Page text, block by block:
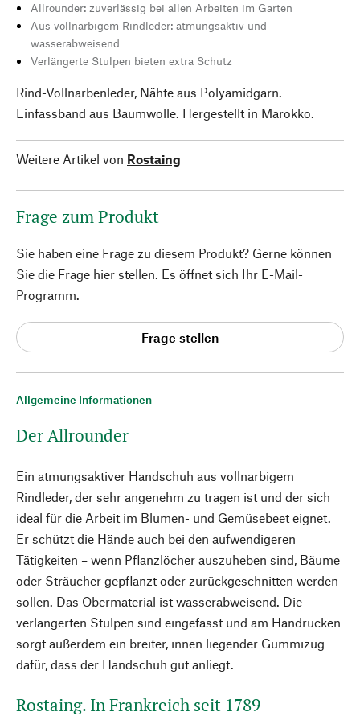
Allgemeine Informationen
Der Allrounder
Ein atmungsaktiver Handschuh aus vollnarbigem
Rindleder, der sehr angenehm zu tragen ist und der sich
ideal für die Arbeit im Blumen- und Gemüsebeet eignet.
Er schützt die Hände auch bei den aufwendigeren
Tätigkeiten – wenn Pflanzlöcher auszuheben sind, Bäume
oder Sträucher gepflanzt oder zurückgeschnitten werden
sollen. Das Obermaterial ist wasserabweisend. Die
verlängerten Stulpen sind eingefasst und am Handrücken
sorgt außerdem ein breiter, innen liegender Gummizug
dafür, dass der Handschuh gut anliegt.
Rostaing. In Frankreich seit 1789
Allrounder: zuverlässig bei allen Arbeiten im Garten
Aus vollnarbigem Rindleder: atmungsaktiv und
wasserabweisend
Verlängerte Stulpen bieten extra Schutz
Rind-Vollnarbenleder, Nähte aus Polyamidgarn.
Einfassband aus Baumwolle. Hergestellt in Marokko.
Weitere Artikel von Rostaing
Frage zum Produkt
Sie haben eine Frage zu diesem Produkt? Gerne können
Sie die Frage hier stellen. Es öffnet sich Ihr E-Mail-
Programm.
Frage stellen